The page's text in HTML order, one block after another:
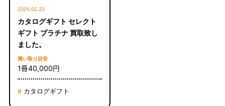
2025.02.22
カタログギフト セレクト
ギフト プラチナ 買取致し
ました。
買い取り目安
1冊40,000円
#カタログギフト